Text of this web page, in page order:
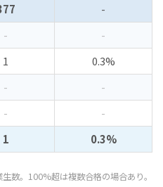
-
-
-
1
0.3%
-
-
-
-
1 0.3%
数。100%超は複数合格の場合あり。